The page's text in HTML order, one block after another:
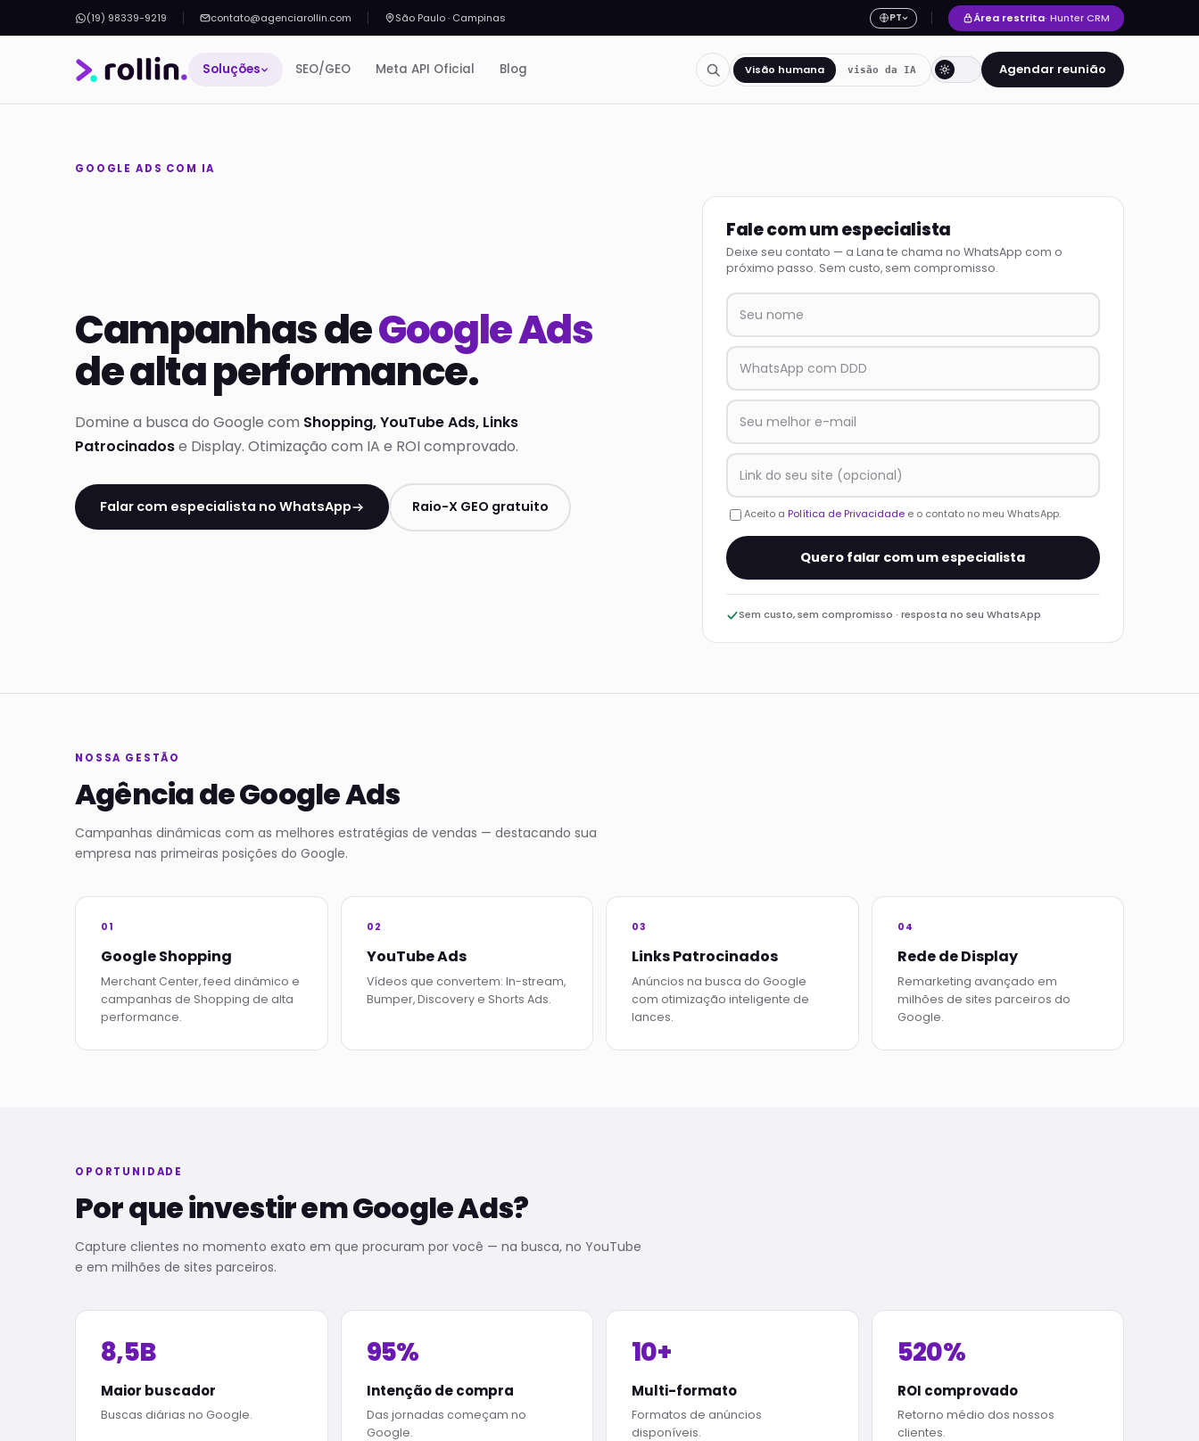
(19) 98339-9219 contato@agenciarollin.com São Paulo · Campinas PT Área restrita· Hunter CRM
Soluções SEO/GEO Meta API Oficial Blog Visão humana visão da IA Agendar reunião
GOOGLE ADS COM IA
Campanhas deGoogle Ads
de alta performance.
Domine a busca do Google com Shopping, YouTube Ads, Links
Patrocinadose Display. Otimização com IA e ROI comprovado.
Falar com especialista no WhatsApp Raio-X GEO gratuito
Fale com um especialista
Deixe seu contato — a Lana te chama no WhatsApp com o
próximo passo. Sem custo, sem compromisso.
Aceito a Política de Privacidadee o contato no meu WhatsApp.
Quero falar com um especialista
Sem custo, sem compromisso · resposta no seu WhatsApp
NOSSA GESTÃO
Agência de Google Ads
Campanhas dinâmicas com as melhores estratégias de vendas — destacando sua
empresa nas primeiras posições do Google.
01
Google Shopping
Merchant Center, feed dinâmico e
campanhas de Shopping de alta
performance.
02
YouTube Ads
Vídeos que convertem: In-stream,
Bumper, Discovery e Shorts Ads.
03
Links Patrocinados
Anúncios na busca do Google
com otimização inteligente de
lances.
04
Rede de Display
Remarketing avançado em
milhões de sites parceiros do
Google.
OPORTUNIDADE
Por que investir em Google Ads?
Capture clientes no momento exato em que procuram por você — na busca, no YouTube
e em milhões de sites parceiros.
8,5B
Maior buscador
Buscas diárias no Google.
95%
Intenção de compra
Das jornadas começam no
Google.
10+
Multi-formato
Formatos de anúncios
disponíveis.
520%
ROI comprovado
Retorno médio dos nossos
clientes.